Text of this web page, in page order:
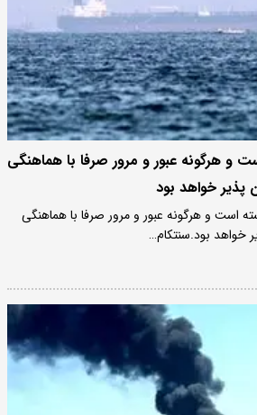
و هرگونه عبور و مرور صرفا با هماهنگی
پذیر خواهد بود
است و هرگونه عبور و مرور صرفا با هماهنگی
خواهد بود.سنتکام…